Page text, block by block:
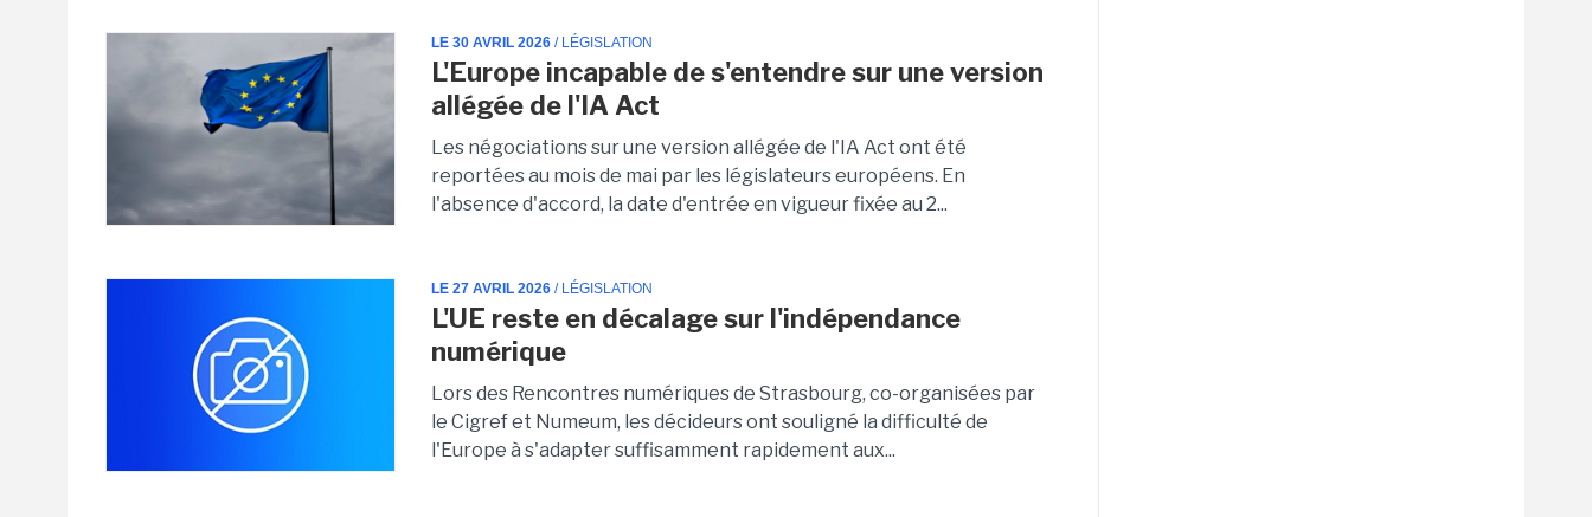
LE 30 AVRIL 2026 / LÉGISLATION
L'Europe incapable de s'entendre sur une version
allégée de l'IA Act
Les négociations sur une version allégée de l'IA Act ont été
reportées au mois de mai par les législateurs européens. En
l'absence d'accord, la date d'entrée en vigueur fixée au 2...
LE 27 AVRIL 2026 / LÉGISLATION
L'UE reste en décalage sur l'indépendance
numérique
Lors des Rencontres numériques de Strasbourg, co-organisées par
le Cigref et Numeum, les décideurs ont souligné la difficulté de
l'Europe à s'adapter suffisamment rapidement aux...